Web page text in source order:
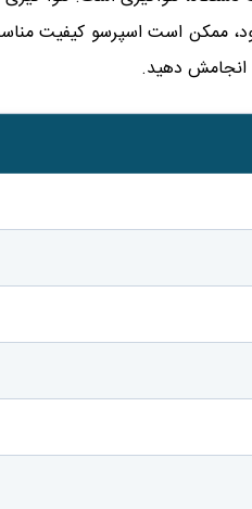
ممکن است اسپرسو کیفیت
انجامش دهید.